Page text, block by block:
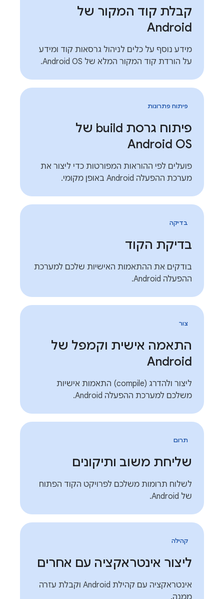
קבלת קוד המקור של
Android
מידע נוסף על כלים לניהול גרסאות קוד ומידע
על הורדת קוד המקור המלא של Android OS.
פיתוח פתרונות
פיתוח גרסת build של
Android OS
פועלים לפי ההוראות המפורטות כדי ליצור את
מערכת ההפעלה Android באופן מקומי.
בדיקה
בדיקת הקוד
בודקים את ההתאמות האישיות שלכם למערכת
ההפעלה Android.
צור
התאמה אישית וקמפל של
Android
ליצור ולהדרג (compile) התאמות אישיות
משלכם למערכת ההפעלה Android.
תרום
שליחת משוב ותיקונים
לשלוח תרומות משלכם לפרויקט הקוד הפתוח
של Android.
קהילה
ליצור אינטראקציה עם אחרים
אינטראקציה עם קהילת Android וקבלת עזרה
ממנה.